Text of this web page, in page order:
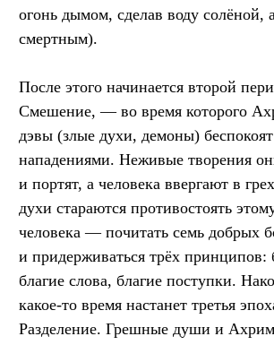
огонь дымом, сделав воду солёной,
смертным).
После этого начинается второй
Смешение, — во время которого
дэвы (злые духи, демоны)
нападениями. Неживые творения
и портят, а человека ввергают в
духи стараются противостоять
человека — почитать семь добрых
и придерживаться трёх принципов:
благие слова, благие поступки.
какое-то время настанет третья
Разделение. Грешные души и